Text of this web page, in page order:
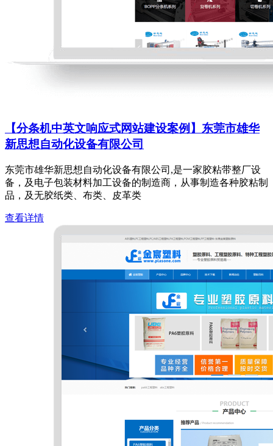
【分条机中英文响应式网站建设案例】东莞市雄华
新思想自动化设备有限公司
东莞市雄华新思想自动化设备有限公司,是一家胶粘带整厂设
备，及电子包装材料加工设备的制造商，从事制造各种胶粘制
品，及无胶纸类、布类、皮革类
查看详情